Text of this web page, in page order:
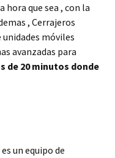
hora que sea , con la
, Cerrajeros
móviles
avanzadas para
de 20 minutos donde
un equipo de